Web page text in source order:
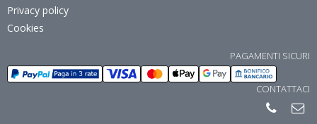
Privacy policy
Cookies
PAGAMENTI SICURI
CONTATTACI